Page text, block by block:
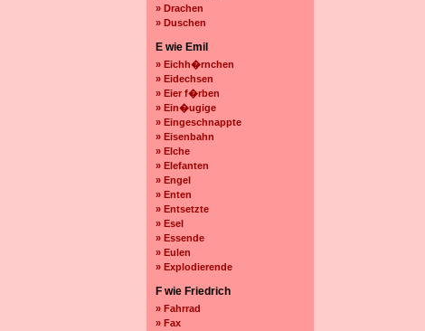
» Drachen
» Duschen
E wie Emil
» Eichh�rnchen
» Eidechsen
» Eier f�rben
» Ein�ugige
» Eingeschnappte
» Eisenbahn
» Elche
» Elefanten
» Engel
» Enten
» Entsetzte
» Esel
» Essende
» Eulen
» Explodierende
F wie Friedrich
» Fahrrad
» Fax